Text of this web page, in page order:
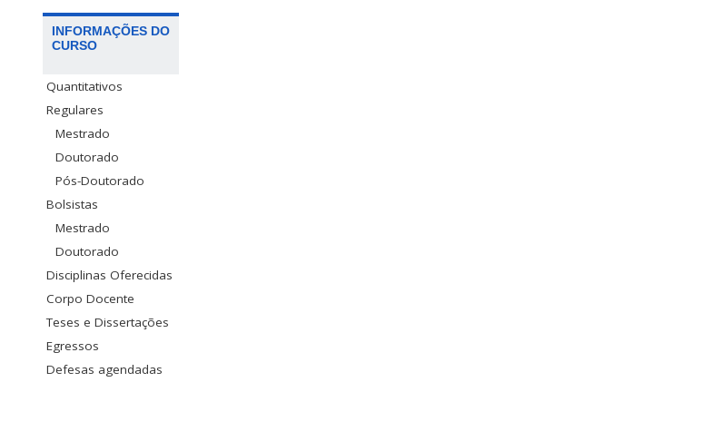
INFORMAÇÕES DO
CURSO
Quantitativos
Regulares
Mestrado
Doutorado
Pós-Doutorado
Bolsistas
Mestrado
Doutorado
Disciplinas Oferecidas
Corpo Docente
Teses e Dissertações
Egressos
Defesas agendadas